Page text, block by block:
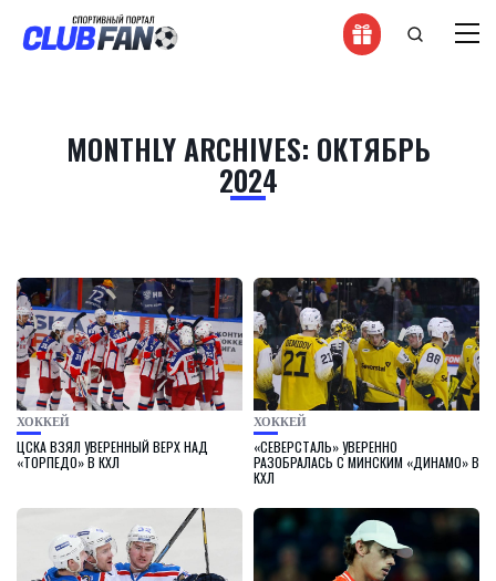
MONTHLY ARCHIVES: ОКТЯБРЬ
2024
ХОККЕЙ
ЦСКА ВЗЯЛ УВЕРЕННЫЙ ВЕРХ НАД
«ТОРПЕДО» В КХЛ
ХОККЕЙ
«СЕВЕРСТАЛЬ» УВЕРЕННО
РАЗОБРАЛАСЬ С МИНСКИМ «ДИНАМО» В
КХЛ